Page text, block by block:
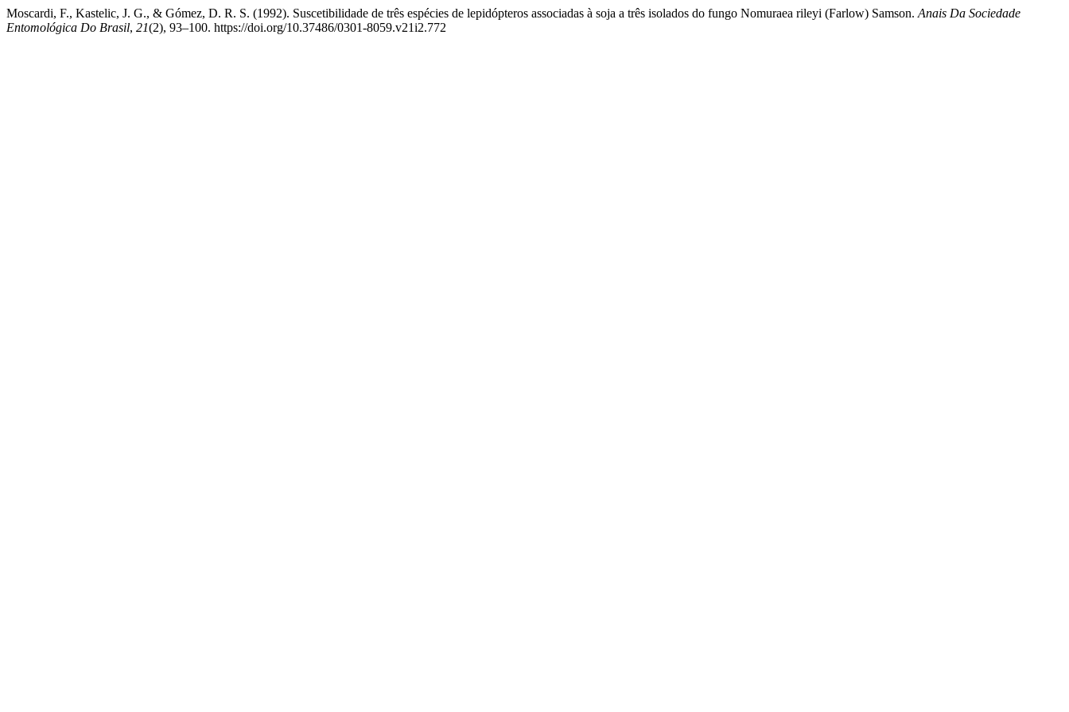
Moscardi, F., Kastelic, J. G., & Gómez, D. R. S. (1992). Suscetibilidade de três espécies de lepidópteros associadas à soja a três isolados do fungo Nomuraea rileyi (Farlow) Samson. Anais Da Sociedade
Entomológica Do Brasil, 21(2), 93–100. https://doi.org/10.37486/0301-8059.v21i2.772